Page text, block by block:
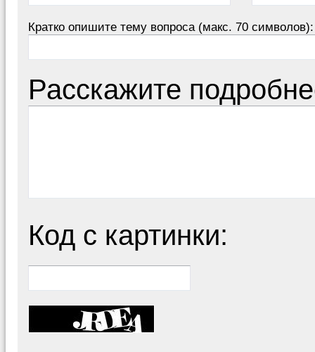
Кратко опишите тему вопроса (макс. 70 символов):
Расскажите
Код с картинки: